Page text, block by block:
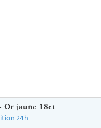
Or jaune 18ct
24h